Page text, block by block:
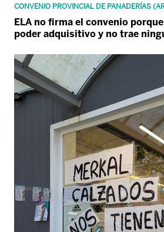
CONVENIO PROVINCIAL DE PANADERÍAS
ELA no firma el convenio
poder adquisitivo y no trae